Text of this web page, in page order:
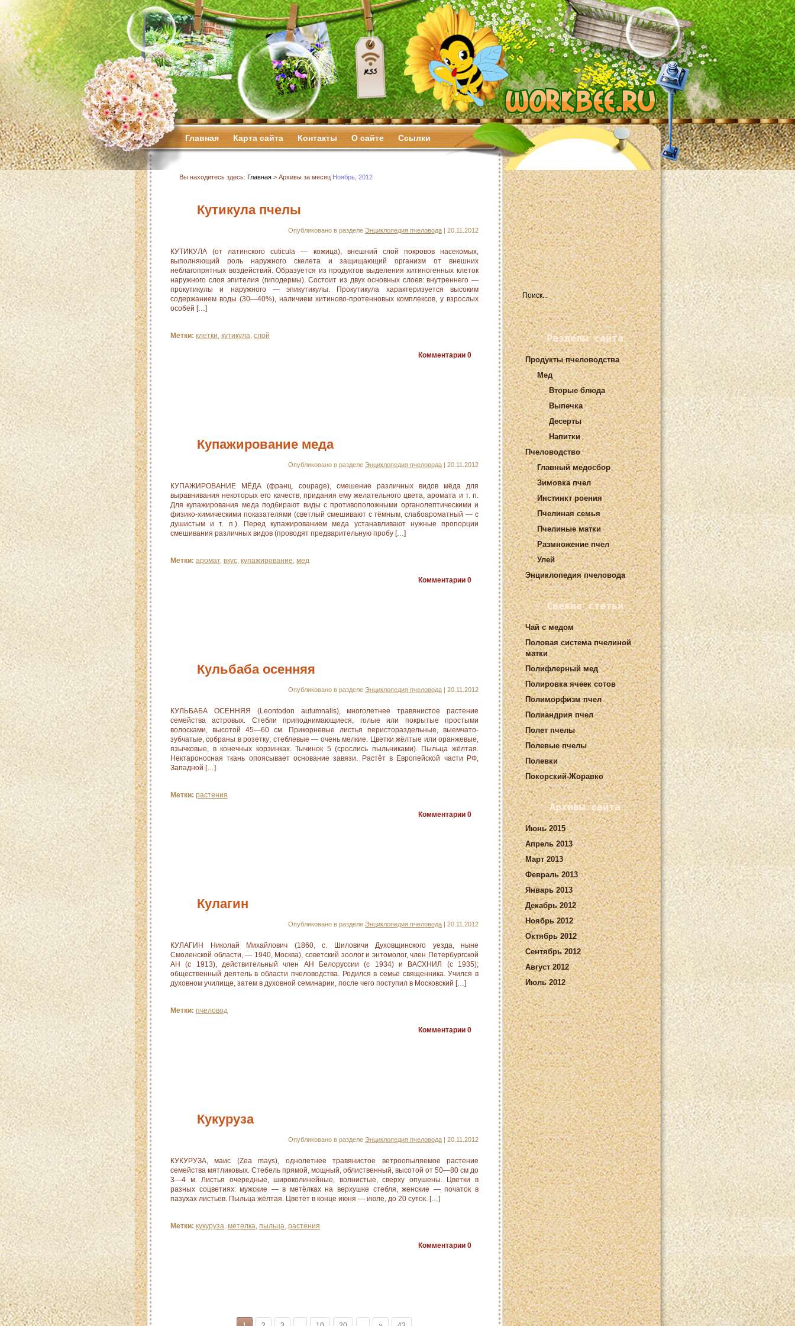
Главная Карта сайта Контакты О сайте Ссылки
Разделы сайта
Продукты пчеловодства
Мед
Вторые блюда
Выпечка
Десерты
Напитки
Пчеловодство
Главный медосбор
Зимовка пчел
Инстинкт роения
Пчелиная семья
Пчелиные матки
Размножение пчел
Улей
Энциклопедия пчеловода
Свежие статьи
Чай с медом
Половая система пчелиной
матки
Полифлерный мед
Полировка ячеек сотов
Полиморфизм пчел
Полиандрия пчел
Полет пчелы
Полевые пчелы
Полевки
Покорский-Жоравко
Архивы сайта
Июнь 2015
Апрель 2013
Март 2013
Февраль 2013
Январь 2013
Декабрь 2012
Ноябрь 2012
Октябрь 2012
Сентябрь 2012
Август 2012
Июль 2012
Вы находитесь здесь: Главная > Архивы за месяц Ноябрь, 2012
Кутикула пчелы
Опубликовано в разделе Энциклопедия пчеловода | 20.11.2012
КУТИКУЛА (от латинского cuticula — кожица), внешний слой покровов насекомых,
выполняющий роль наружного скелета и защищающий организм от внешних
неблагопрятных воздействий. Образуется из продуктов выделения хитиногенных клеток
наружного слоя эпителия (гиподермы). Состоит из двух основных слоев: внутреннего —
прокутикулы и наружного — эпикутикулы. Прокутикула характеризуется высоким
содержанием воды (30—40%), наличием хитиново-протенновых комплексов, у взрослых
особей […]
Метки: клетки, кутикула, слой
Комментарии 0
Купажирование меда
Опубликовано в разделе Энциклопедия пчеловода | 20.11.2012
КУПАЖИРОВАНИЕ МЁДА (франц. coupage), смешение различных видов мёда для
выравнивания некоторых его качеств, придания ему желательного цвета, аромата и т. п.
Для купажирования меда подбирают виды с противоположными органолептическими и
физико-химическими показателями (светлый смешивают с тёмным, слабоароматный — с
душистым и т. п.). Перед купажированием меда устанавливают нужные пропорции
смешивания различных видов (проводят предварительную пробу […]
Метки: аромат, вкус, купажирование, мед
Комментарии 0
Кульбаба осенняя
Опубликовано в разделе Энциклопедия пчеловода | 20.11.2012
КУЛЬБАБА ОСЕННЯЯ (Leontodon autumnalis), многолетнее травянистое растение
семейства астровых. Стебли приподнимающиеся, голые или покрытые простыми
волосками, высотой 45—60 см. Прикорневые листья перистораздельные, выемчато-
зубчатые, собраны в розетку; стеблевые — очень мелкие. Цветки жёлтые или оранжевые,
язычковые, в конечных корзинках. Тычинок 5 (срослись пыльниками). Пыльца жёлтая.
Нектароносная ткань опоясывает основание завязи. Растёт в Европейской части РФ,
Западной […]
Метки: растения
Комментарии 0
Кулагин
Опубликовано в разделе Энциклопедия пчеловода | 20.11.2012
КУЛАГИН Николай Михайлович (1860, с. Шиловичи Духовщинского уезда, ныне
Смоленской области, — 1940, Москва), советский зоолог и энтомолог, член Петербургской
АН (с 1913), действительный член АН Белоруссии (с 1934) и ВАСХНИЛ (с 1935);
общественный деятель в области пчеловодства. Родился в семье священника. Учился в
духовном училище, затем в духовной семинарии, после чего поступил в Московский […]
Метки: пчеловод
Комментарии 0
Кукуруза
Опубликовано в разделе Энциклопедия пчеловода | 20.11.2012
КУКУРУЗА, маис (Zea mays), однолетнее травянистое ветроопыляемое растение
семейства мятликовых. Стебель прямой, мощный, облиственный, высотой от 50—80 см до
3—4 м. Листья очередные, широколинейные, волнистые, сверху опушены. Цветки в
разных соцветиях: мужские — в метёлках на верхушке стебля, женские — початок в
пазухах листьев. Пыльца жёлтая. Цветёт в конце июня — июле, до 20 суток. […]
Метки: кукуруза, метелка, пыльца, растения
Комментарии 0